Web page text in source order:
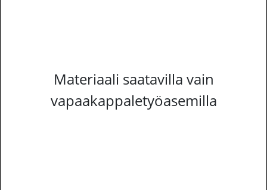
Materiaali saatavilla vain
vapaakappaletyöasemilla